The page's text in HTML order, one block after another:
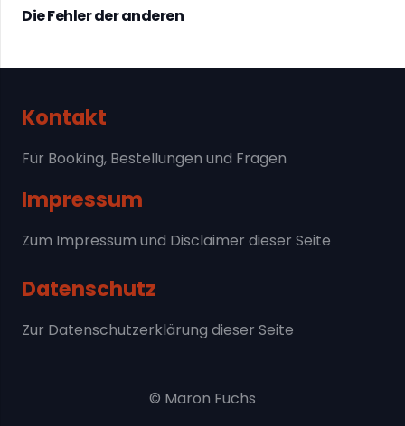
Die Fehler der anderen
Kontakt
Für Booking, Bestellungen und Fragen
Impressum
Zum Impressum und Disclaimer dieser Seite
Datenschutz
Zur Datenschutzerklärung dieser Seite
© Maron Fuchs